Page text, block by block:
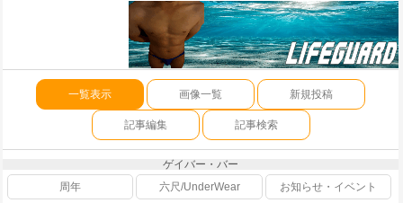
一覧表示 画像一覧 新規投稿
記事編集 記事検索
ゲイバー・バー
周年
六尺/UnderWear
お知らせ・イベント